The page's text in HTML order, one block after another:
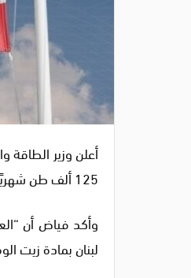
أعلن وزير الطاقة
125 ألف طن شهريًا، مع تحديد موعد شحن هذه الكمية في السادس والعشرين من الشهر الحالي.
وأكد فياض أن
لبنان بمادة زيت